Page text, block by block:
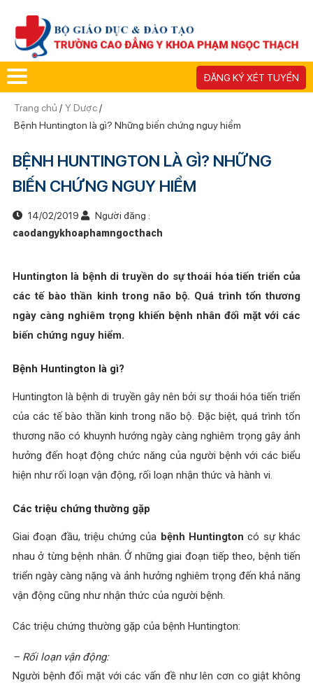
ĐĂNG KÝ XÉT TUYỂN
Trang chủ / Y Dược/
Bệnh Huntington là gì? Những biến chứng nguy hiểm
BỆNH HUNTINGTON LÀ GÌ? NHỮNG
BIẾN CHỨNG NGUY HIỂM
14/02/2019
Người đăng :
caodangykhoaphamngocthach
Huntington là bệnh di truyền do sự thoái hóa tiến triển của
các tế bào thần kinh trong não bộ. Quá trình tổn thương
ngày càng nghiêm trọng khiến bệnh nhân đối mặt với các
biến chứng nguy hiểm.
Bệnh Huntington là gì?
Huntington là bệnh di truyền gây nên bởi sự thoái hóa tiến triển
của các tế bào thần kinh trong não bộ. Đặc biệt, quá trình tổn
thương não có khuynh hướng ngày càng nghiêm trọng gây ảnh
hưởng đến hoạt động chức năng của người bệnh với các biểu
hiện như rối loạn vận động, rối loạn nhận thức và hành vi.
Các triệu chứng thường gặp
Giai đoạn đầu, triệu chứng của bệnh Huntington có sự khác
nhau ở từng bệnh nhân. Ở những giai đoạn tiếp theo, bệnh tiến
triển ngày càng nặng và ảnh hưởng nghiêm trọng đến khả năng
vận động cũng như nhận thức của người bệnh.
Các triệu chứng thường gặp của bệnh Huntington:
– Rối loạn vận động:
Người bệnh đối mặt với các vấn đề như lên cơn co giật không